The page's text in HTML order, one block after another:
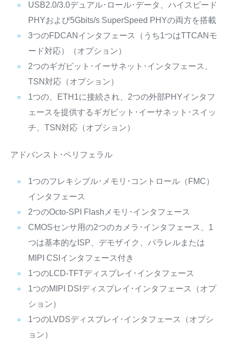
USB2.0/3.0デュアル･ロール･データ、ハイスピード
PHYおよび5Gbits/s SuperSpeed PHYの両方を搭載
3つのFDCANインタフェース（うち1つはTTCANモ
ード対応）（オプション）
2つのギガビット･イーサネット･インタフェース、
TSN対応（オプション）
1つの、ETH1に接続され、2つの外部PHYインタフ
ェースを提供するギガビット･イーサネット･スイッ
チ、TSN対応（オプション）
アドバンスト･ペリフェラル
1つのフレキシブル･メモリ･コントロール（FMC）
インタフェース
2つのOcto-SPI Flashメモリ･インタフェース
CMOSセンサ用の2つのカメラ･インタフェース、1
つは基本的なISP、デモザイク、パラレルまたは
MIPI CSIインタフェース付き
1つのLCD-TFTディスプレイ･インタフェース
1つのMIPI DSIディスプレイ･インタフェース（オプ
ション）
1つのLVDSディスプレイ･インタフェース（オプシ
ョン）